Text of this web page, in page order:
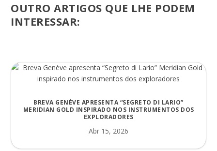
OUTRO ARTIGOS QUE LHE PODEM
INTERESSAR:
BREVA GENÈVE APRESENTA “SEGRETO DI LARIO”
MERIDIAN GOLD INSPIRADO NOS INSTRUMENTOS DOS
EXPLORADORES
Abr 15, 2026